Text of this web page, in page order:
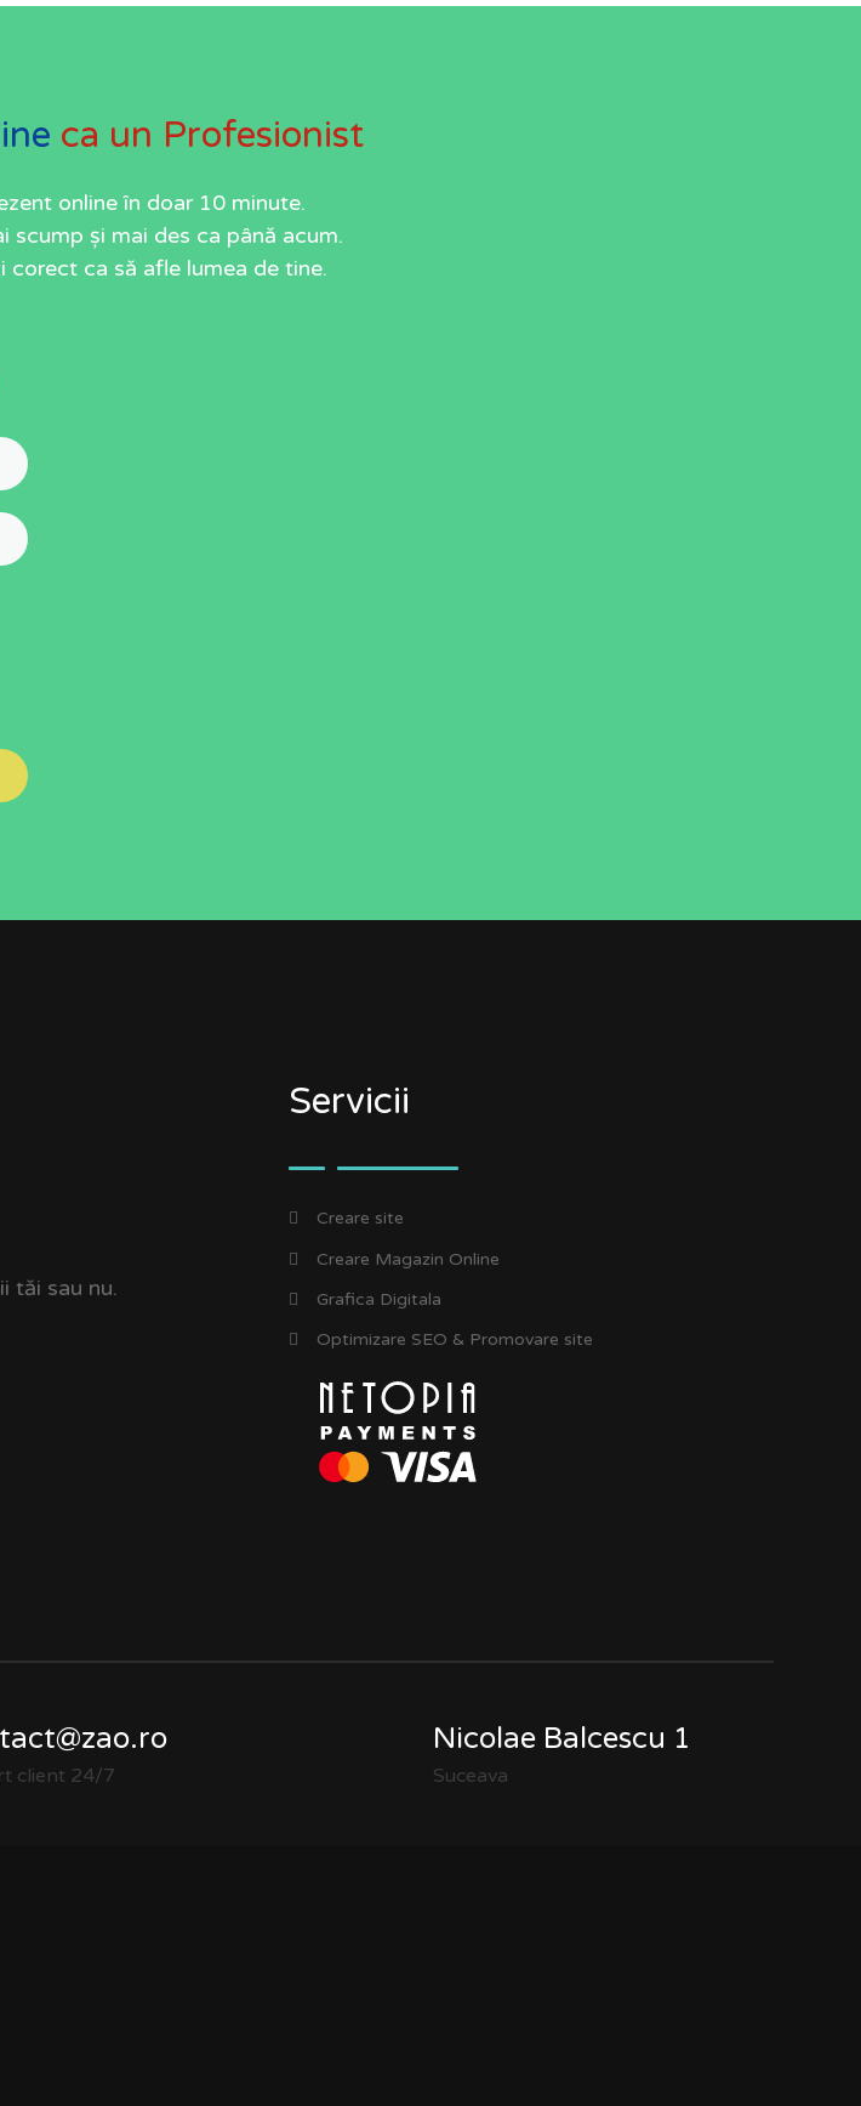
ca un Profesionist
online în doar 10 minute.
scump și mai des ca până acum.
ca să afle lumea de tine.
tăi sau nu.
Servicii
Creare site
Creare Magazin Online
Grafica Digitala
Optimizare SEO & Promovare site
client 24/7
Nicolae Balcescu 1
Suceava